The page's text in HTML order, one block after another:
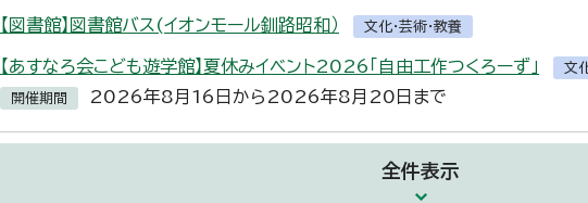
【図書館】図書館バス(イオンモール釧路昭和） 文化・芸術・教養
【あすなろ会こども遊学館】夏休みイベント2026「自由工作つくろーず」 文
開催期間 2026年8月16日から2026年8月20日まで
全件表示